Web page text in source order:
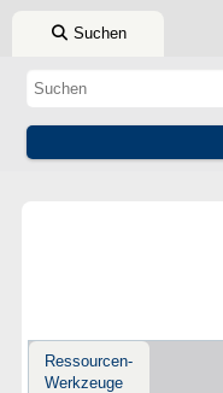
Suchen
Ressourcen-
Werkzeuge